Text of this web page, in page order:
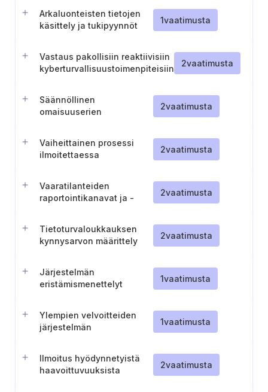
Arkaluonteisten tietojen
käsittely ja tukipyynnöt
1vaatimusta
Vastaus pakollisiin reaktiivisiin
kyberturvallisuustoimenpiteisiin
2vaatimusta
Säännöllinen
omaisuuserien
perustelut (Tšekki).
2vaatimusta
Vaiheittainen prosessi
ilmoitettaessa
tasavalta).
2vaatimusta
Vaaratilanteiden
raportointikanavat ja -
2vaatimusta
Tietoturvaloukkauksen
kynnysarvon määrittely
2vaatimusta
Järjestelmän
eristämismenettelyt
1vaatimusta
Ylempien velvoitteiden
järjestelmän
1vaatimusta
Ilmoitus hyödynnetyistä
haavoittuvuuksista
2vaatimusta